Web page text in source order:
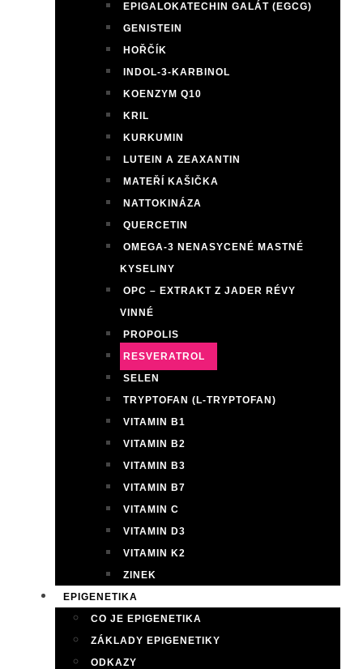
EPIGALOKATECHIN GALÁT (EGCG)
GENISTEIN
HOŘČÍK
INDOL-3-KARBINOL
KOENZYM Q10
KRIL
KURKUMIN
LUTEIN A ZEAXANTIN
MATEŘÍ KAŠIČKA
NATTOKINÁZA
QUERCETIN
OMEGA-3 NENASYCENÉ MASTNÉ
KYSELINY
OPC – EXTRAKT Z JADER RÉVY
VINNÉ
PROPOLIS
RESVERATROL
SELEN
TRYPTOFAN (L-TRYPTOFAN)
VITAMIN B1
VITAMIN B2
VITAMIN B3
VITAMIN B7
VITAMIN C
VITAMIN D3
VITAMIN K2
ZINEK
EPIGENETIKA
CO JE EPIGENETIKA
ZÁKLADY EPIGENETIKY
ODKAZY